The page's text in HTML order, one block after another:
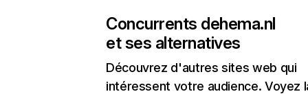
Concurrents dehema.nl
et ses alternatives
Découvrez d'autres sites web qui
intéressent votre audience. Voyez